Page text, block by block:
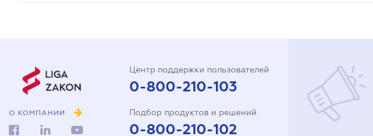
О КОМПАНИИ
Центр поддержки пользователей
0-800-210-103
Подбор продуктов и решений
0-800-210-102